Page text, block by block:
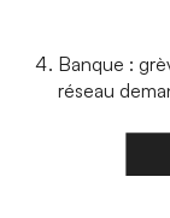
Banque :
réseau